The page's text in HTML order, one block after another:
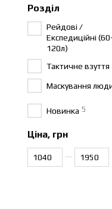
Розділ
Рейдові /
Експедиційні
120л)
Тактичне взуття
Маскування
Новинка 5
Ціна, грн